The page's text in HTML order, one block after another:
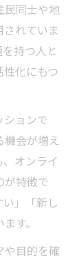
民同士や地
れていま
持つ人と
化にもつ
ョンで
機会が増え
オンライ
が特徴で
」「新し
す。
や目的を確